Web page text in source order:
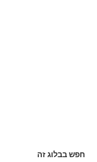
חפש בבלוג זה